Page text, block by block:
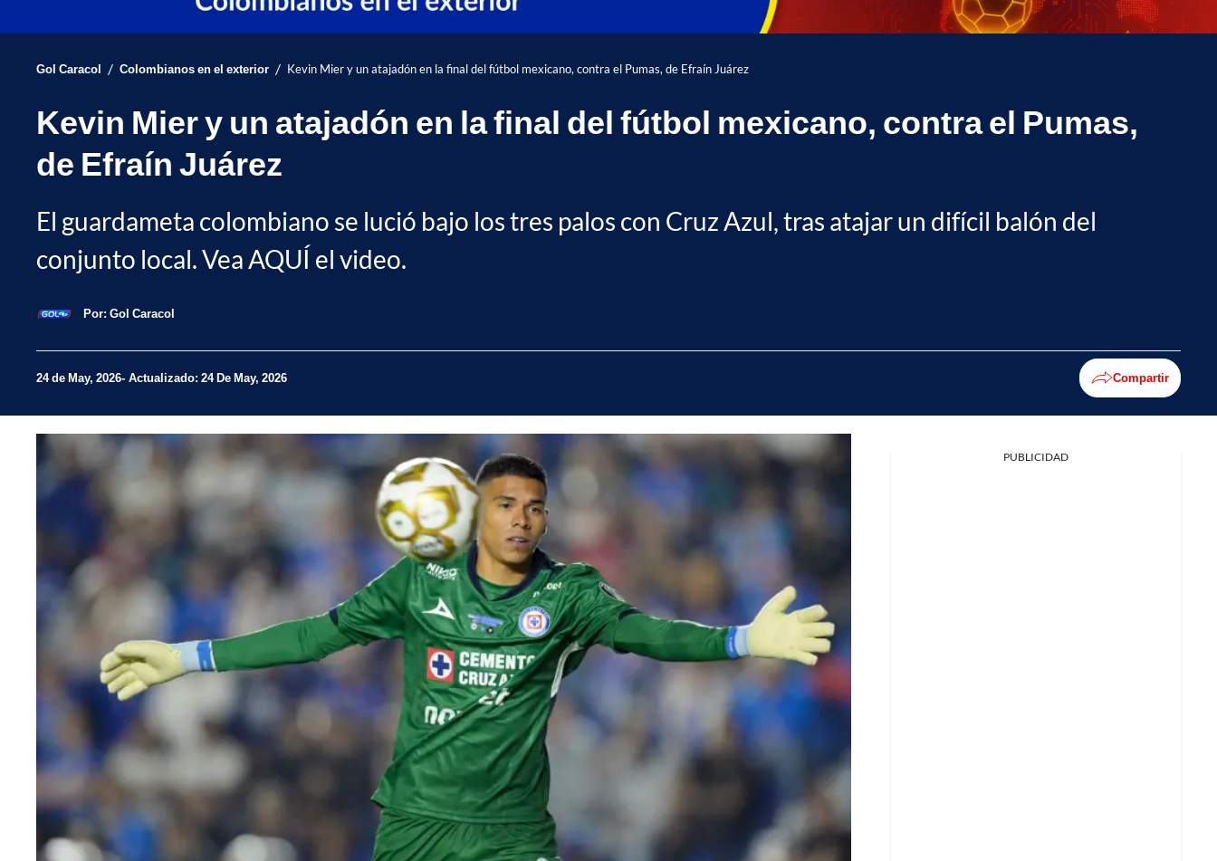
Gol Caracol / Colombianos en el exterior / Kevin Mier y un atajadón en la final del fútbol mexicano, contra el Pumas, de Efraín Juárez
Kevin Mier y un atajadón en la final del fútbol mexicano, contra el Pumas,
de Efraín Juárez
El guardameta colombiano se lució bajo los tres palos con Cruz Azul, tras atajar un difícil balón del
conjunto local. Vea AQUÍ el video.
Por: Gol Caracol
24 de May, 2026 Actualizado: 24 De May, 2026 Compartir
PUBLICIDAD